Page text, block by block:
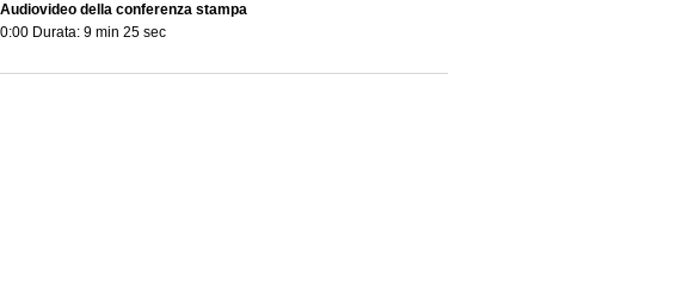
Audiovideo della conferenza stampa
0:00 Durata: 9 min 25 sec